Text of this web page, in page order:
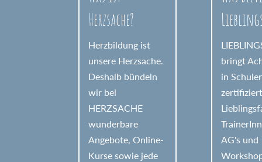
Herzsache?
Herzbildung ist
unsere Herzsache.
Deshalb bündeln
wir bei
HERZSACHE
wunderbare
Angebote, Online-
Kurse sowie jede
bringt
in
AG's und